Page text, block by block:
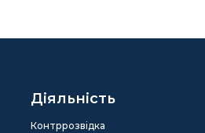
Діяльність
Контррозвідка